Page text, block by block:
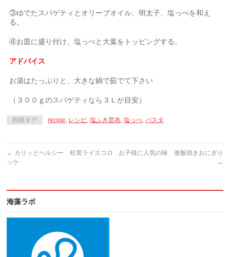
③ゆでたスパゲティとオリーブオイル、明太子、塩っぺを和え
る。
④お皿に盛り付け、塩っぺと大葉をトッピングする。
アドバイス
お湯はたっぷりと、大きな鍋で茹でて下さい
（３００ｇのスパゲティなら３Ｌが目安）
投稿タグ recipe, レシピ,塩ふき昆布,塩っぺ,パスタ
← カリッとヘルシー 松茸ライスコロ
ッケ
お子様に人気の味 釜飯焼きおにぎり
→
海藻ラボ